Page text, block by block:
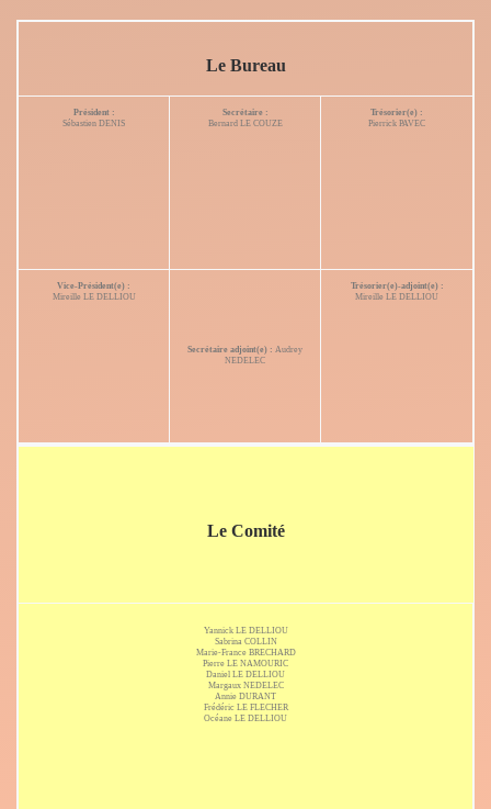
Le Bureau
Président :
Sébastien DENIS
Secrétaire :
Bernard LE COUZE
Trésorier(e) :
Pierrick PAVEC
Vice-Président(e) :
Mireille LE DELLIOU
Secrétaire adjoint(e) : Audrey
NEDELEC
Trésorier(e)-adjoint(e) :
Mireille LE DELLIOU
Le Comité
Yannick LE DELLIOU
Sabrina COLLIN
Marie-France BRECHARD
Pierre LE NAMOURIC
Daniel LE DELLIOU
Margaux NEDELEC
Annie DURANT
Frédéric LE FLECHER
Océane LE DELLIOU